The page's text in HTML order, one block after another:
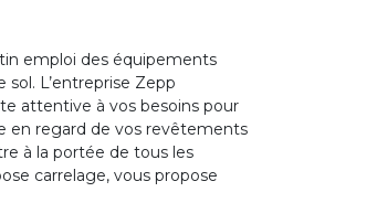
emploi des équipements
L’entreprise Zepp
attentive à vos besoins pour
en regard de vos revêtements
à la portée de tous les
carrelage, vous propose